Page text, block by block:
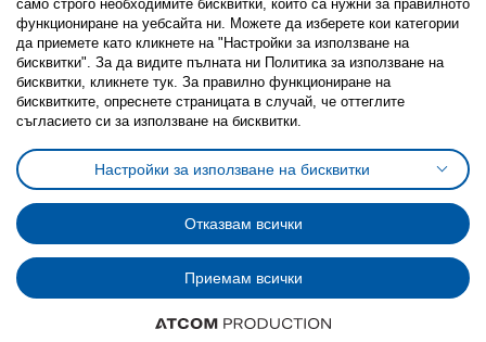
Политика за използване на бисквитки (Cookies)
Избор на настройки за използване на бисквитки
Условия за ползване на ikea.bgОбща политика за личните данни
Политика за защита на личните данни на ikea.bg
Общи условия на програма IKEA Family
Политика за защита на лични данни на програма IKEA Family
© Inter-IKEA Systems B.V. 1999 - 2025
само строго необходимитe бисквитки, които са нужни за правилното
функциониране на уебсайта ни. Можете да изберете кои категории
да приемете като кликнете на "Настройки за използване на
бисквитки". За да видите пълната ни Политика за използване на
бисквитки, кликнете тук. За правилно функциониране на
бисквитките, опреснете страницата в случай, че оттеглите
съгласието си за използване на бисквитки.
Настройки за използване на бисквитки
Отказвам всички
Приемам всички